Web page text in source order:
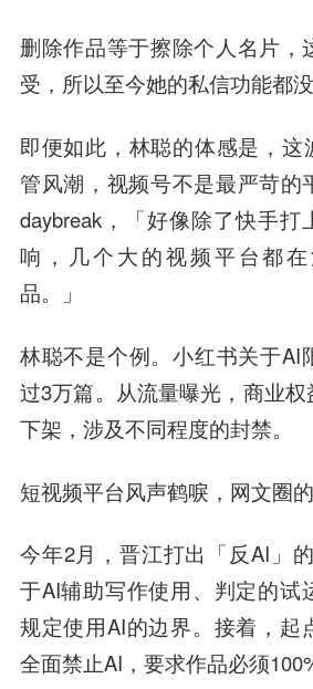
删除作品等于擦除个人名片，
受，所以至今她的私信功能都没
即便如此，林聪的体感是，这
管风潮，视频号不是最严苛的
daybreak，「好像除了快手打
响，几个大的视频平台都
品。」
林聪不是个例。小红书关于AI
过3万篇。从流量曝光，商业
下架，涉及不同程度的封禁。
短视频平台风声鹤唳，网文圈
今年2月，晋江打出「反AI」
于AI辅助写作使用、判定的试
规定使用AI的边界。接着，起
全面禁止AI，要求作品必须